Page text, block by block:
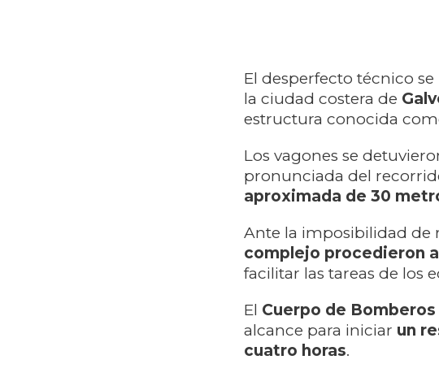
El desperfecto técnico
la ciudad costera de
estructura conocida
Los vagones se
pronunciada del
aproximada de 30
Ante la imposibilidad de
complejo procedieron
facilitar las tareas de los
El Cuerpo de
alcance para iniciar un
cuatro horas.